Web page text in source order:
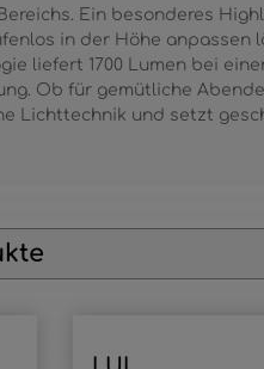
Ein besonderes
in der Höhe anpassen
liefert 1700 Lumen bei
Ob für gemütliche
Lichttechnik und setzt